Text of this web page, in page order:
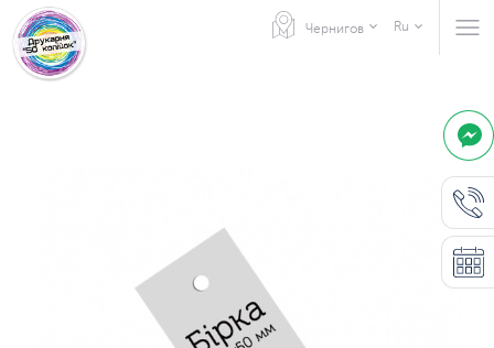
Чернигов Ru